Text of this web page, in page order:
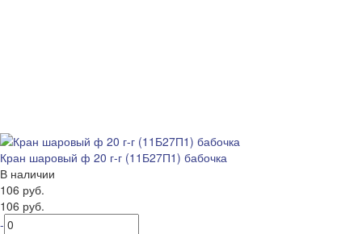
Кран шаровый ф 20 г-г (11Б27П1) бабочка
В наличии
106 руб.
106 руб.
-